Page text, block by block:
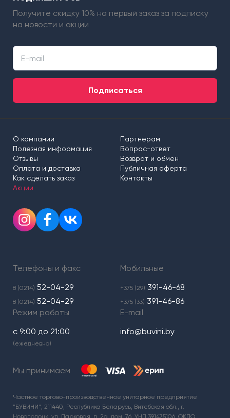
Получите скидку 10% на первый заказ за подписку
на новости и акции
Подписаться
О компании
Партнерам
Полезная информация
Вопрос-ответ
Отзывы
Возврат и обмен
Оплата и доставка
Публичная оферта
Как сделать заказ
Контакты
Акции
Телефоны и факс
8 (0214) 52-04-29
8 (0214) 52-04-29
Мобильные
+375 (29) 391-46-68
+375 (33) 391-46-86
Режим работы
с 9:00 до 21:00
(ежедневно)
E-mail
info@buvini.by
Мы принимаем
Частное торгово-производственное унитарное предприятие
"БУВИНИ", 211440, Республика Беларусь, Витебская обл., г.
Новополоцк, ул. Парковая, д. 2а, пом. 76, УНП 391475106, ОКПО